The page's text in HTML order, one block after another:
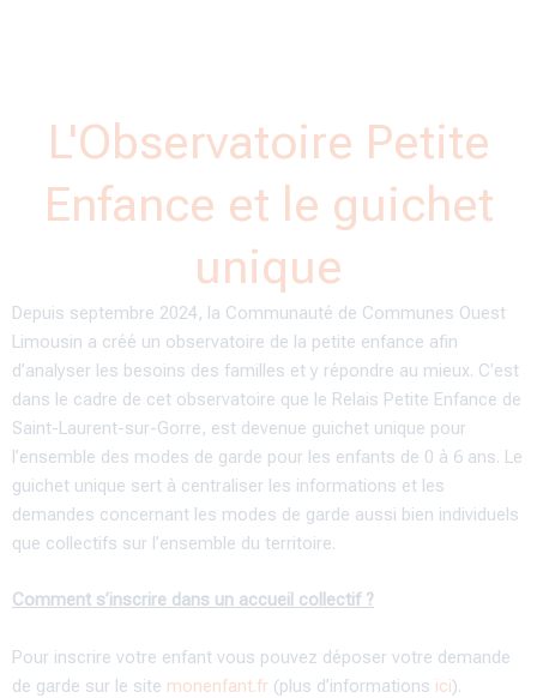
L'Observatoire Petite
Enfance et le guichet
unique
Depuis septembre 2024, la Communauté de Communes Ouest
Limousin a créé un observatoire de la petite enfance afin
d’analyser les besoins des familles et y répondre au mieux. C’est
dans le cadre de cet observatoire que le Relais Petite Enfance de
Saint-Laurent-sur-Gorre, est devenue guichet unique pour
l’ensemble des modes de garde pour les enfants de 0 à 6 ans. Le
guichet unique sert à centraliser les informations et les
demandes concernant les modes de garde aussi bien individuels
que collectifs sur l’ensemble du territoire.
Comment s’inscrire dans un accueil collectif ?
Pour inscrire votre enfant vous pouvez déposer votre demande
de garde sur le site monenfant.fr (plus d’informations ici).